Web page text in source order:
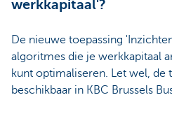
werkkapitaal'?
De nieuwe toepassing
algoritmes die je werkkapitaal
kunt optimaliseren. Let wel, de
beschikbaar in KBC Brussels